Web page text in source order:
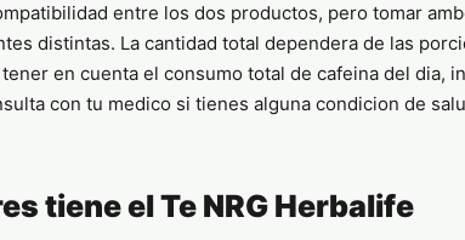
entre los dos productos, pero tomar
distintas. La cantidad total dependera de las
en cuenta el consumo total de cafeina del dia,
con tu medico si tienes alguna condicion de
tiene el Te NRG Herbalife